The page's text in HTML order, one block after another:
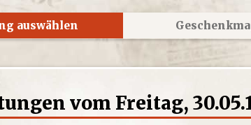
auswählen
vom Freitag,